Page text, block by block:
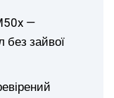
—
без зайвої